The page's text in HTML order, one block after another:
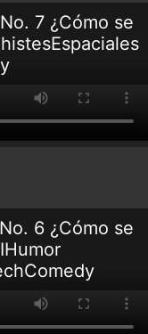
7 ¿Cómo se
6 ¿Cómo se